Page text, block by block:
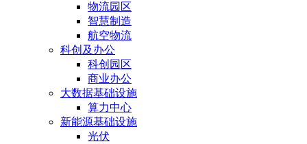
物流园区
智慧制造
航空物流
科创及办公
科创园区
商业办公
大数据基础设施
算力中心
新能源基础设施
光伏